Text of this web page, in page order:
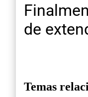
de
Temas